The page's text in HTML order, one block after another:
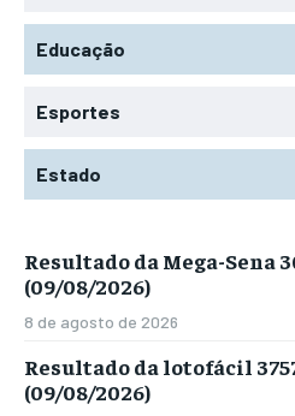
Educação
Esportes
Estado
Resultado da Mega-Sena
(09/08/2026)
8 de agosto de 2026
Resultado da lotofácil
(09/08/2026)